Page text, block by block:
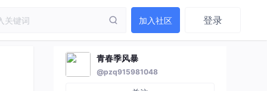
加入社区 登录
青春季风暴
@pzq915981048